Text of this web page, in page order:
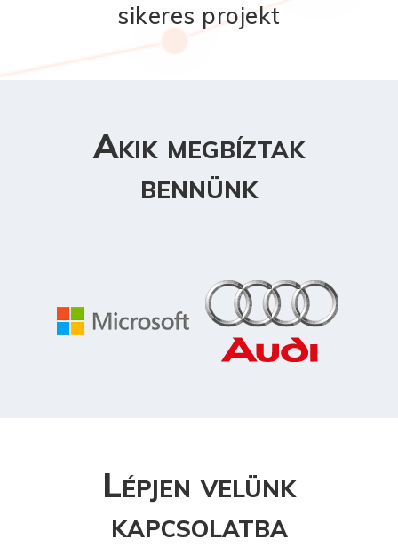
sikeres projekt
Akik megbíztak
bennünk
Lépjen velünk
kapcsolatba